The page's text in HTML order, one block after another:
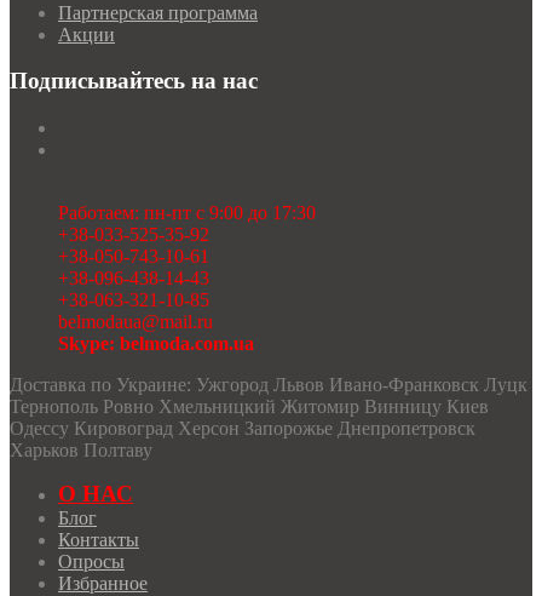
Партнерская программа
Акции
Подписывайтесь на нас
Работаем: пн-пт с 9:00 до 17:30
+38-033-525-35-92
+38-050-743-10-61
+38-096-438-14-43
+38-063-321-10-85
belmodaua@mail.ru
Skype: belmoda.com.ua
Доставка по Украине: Ужгород Львов Ивано-Франковск Луцк
Тернополь Ровно Хмельницкий Житомир Винницу Киев
Одессу Кировоград Херсон Запорожье Днепропетровск
Харьков Полтаву
О НАС
Блог
Контакты
Опросы
Избранное